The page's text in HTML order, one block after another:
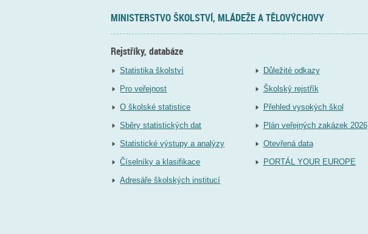
MINISTERSTVO ŠKOLSTVÍ, MLÁDEŽE A TĚLOVÝCHOVY
Rejstříky, databáze
Statistika školství
Pro veřejnost
O školské statistice
Sběry statistických dat
Statistické výstupy a analýzy
Číselníky a klasifikace
Adresáře školských institucí
Důležité odkazy
Školský rejstřík
Přehled vysokých škol
Plán veřejných zakázek 2026
Otevřená data
PORTÁL YOUR EUROPE